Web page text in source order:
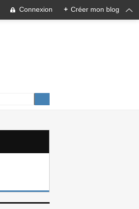
Connexion + Créer mon blog